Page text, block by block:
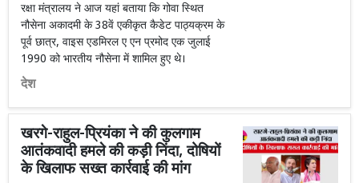
रक्षा मंत्रालय ने आज यहां बताया कि गोवा स्थित
नौसेना अकादमी के 38वें एकीकृत कैडेट पाठ्यक्रम के
पूर्व छात्र, वाइस एडमिरल ए एन प्रमोद एक जुलाई
1990 को भारतीय नौसेना में शामिल हुए थे।
देश
खरगे-राहुल-प्रियंका ने की कुलगाम
आतंकवादी हमले की कड़ी निंदा, दोषियों
के खिलाफ सख्त कार्रवाई की मांग